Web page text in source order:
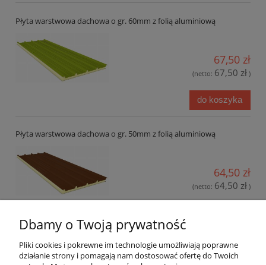
Płyta warstwowa dachowa o gr. 60mm z folią aluminiową
67,50 zł
(netto: 67,50 zł )
do koszyka
Płyta warstwowa dachowa o gr. 50mm z folią aluminiową
64,50 zł
(netto: 64,50 zł )
Płyta warstwowa dachowa o gr. 40mm z folią aluminiową
Dbamy o Twoją prywatność
Pliki cookies i pokrewne im technologie umożliwiają poprawne
działanie strony i pomagają nam dostosować ofertę do Twoich